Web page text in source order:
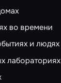
во времени
и людях
лабораториях